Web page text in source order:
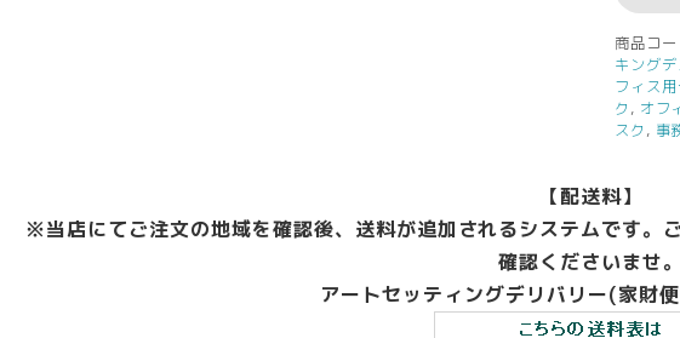
商品コ
キングデ
フィス用
ク , オフ
スク , 事
【配送料】
※当店にてご注文の地域を確認後、送料が追加されるシステムです。
確認くださいませ。
アートセッティングデリバリー(家財